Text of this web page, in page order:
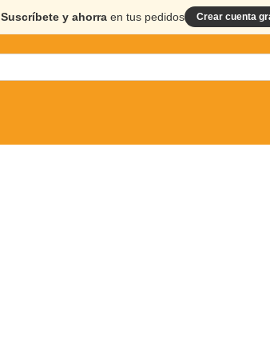
Suscríbete y ahorra en tus pedidos Crear cuenta